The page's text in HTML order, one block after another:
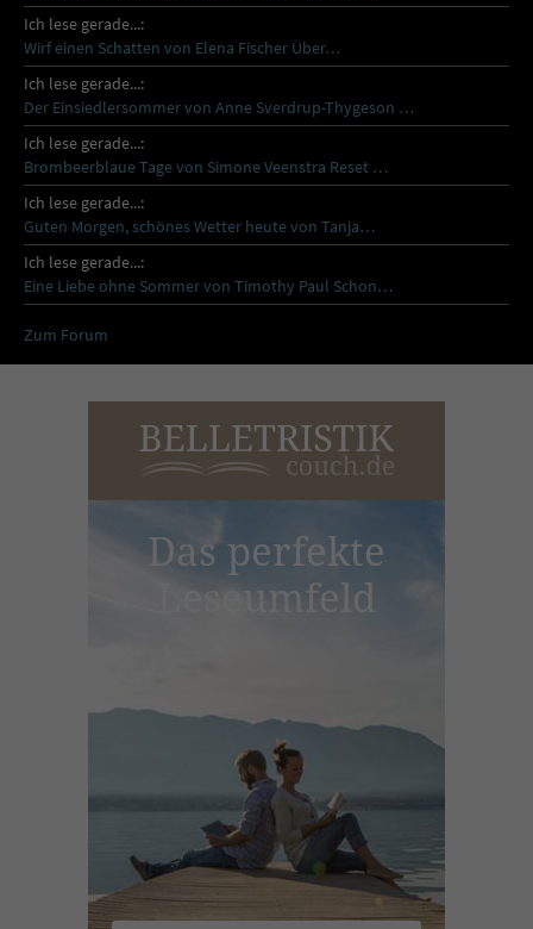
Ich lese gerade...:
Wirf einen Schatten von Elena Fischer Über…
Ich lese gerade...:
Der Einsiedlersommer von Anne Sverdrup-Thygeson …
Ich lese gerade...:
Brombeerblaue Tage von Simone Veenstra Reset …
Ich lese gerade...:
Guten Morgen, schönes Wetter heute von Tanja…
Ich lese gerade...:
Eine Liebe ohne Sommer von Timothy Paul Schon…
Zum Forum
Das perfekte
Leseumfeld